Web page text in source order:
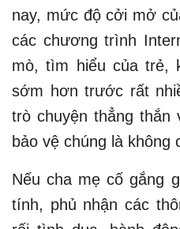
nay, mức độ cởi mở
các chương trình
mò, tìm hiểu của trẻ,
sớm hơn trước rất
trò chuyện thẳng
bảo vệ chúng là không
Nếu cha mẹ cố gắng
tính, phủ nhận các